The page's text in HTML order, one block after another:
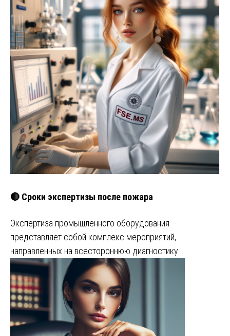
🔴 Сроки экспертизы после пожара
Экспертиза промышленного оборудования
представляет собой комплекс мероприятий,
направленных на всестороннюю диагностику …